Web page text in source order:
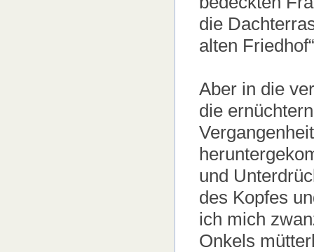
die
alten
Aber in die
die
und
des Kopfes
ich mich
Onkels